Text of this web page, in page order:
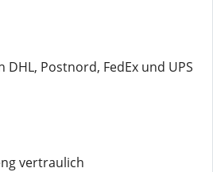
Postnord, FedEx und UPS
vertraulich